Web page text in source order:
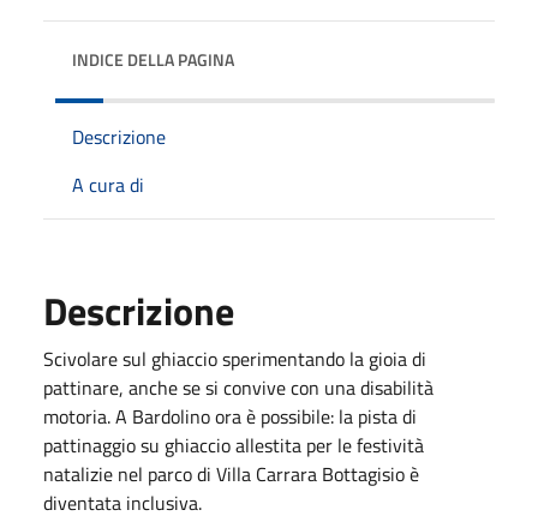
INDICE DELLA PAGINA
Descrizione
A cura di
Descrizione
Scivolare sul ghiaccio sperimentando la gioia di
pattinare, anche se si convive con una disabilità
motoria. A Bardolino ora è possibile: la pista di
pattinaggio su ghiaccio allestita per le festività
natalizie nel parco di Villa Carrara Bottagisio è
diventata inclusiva.